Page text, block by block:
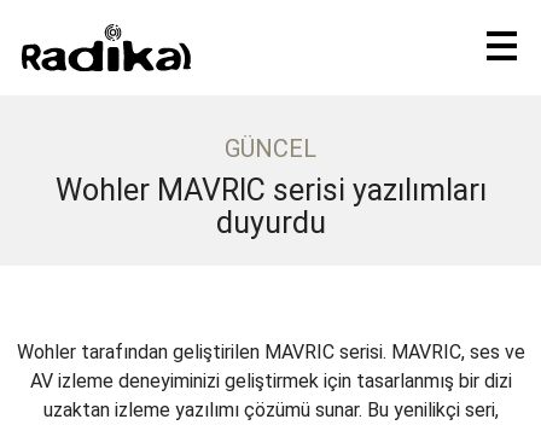
GÜNCEL
Wohler MAVRIC serisi yazılımları
duyurdu
Wohler tarafından geliştirilen MAVRIC serisi. MAVRIC, ses ve
AV izleme deneyiminizi geliştirmek için tasarlanmış bir dizi
uzaktan izleme yazılımı çözümü sunar. Bu yenilikçi seri,